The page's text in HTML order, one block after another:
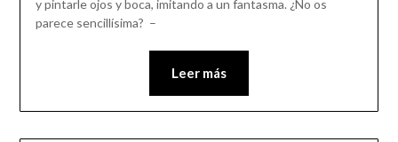
y pintarle ojos y boca, imitando a un fantasma. ¿No os
parece sencillísima? –
Leer más